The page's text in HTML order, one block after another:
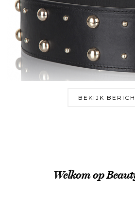
BEKIJK
Welkom op